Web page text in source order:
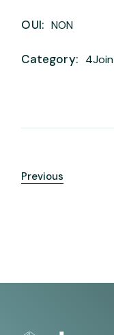
OUI: NON
Category:
Previous